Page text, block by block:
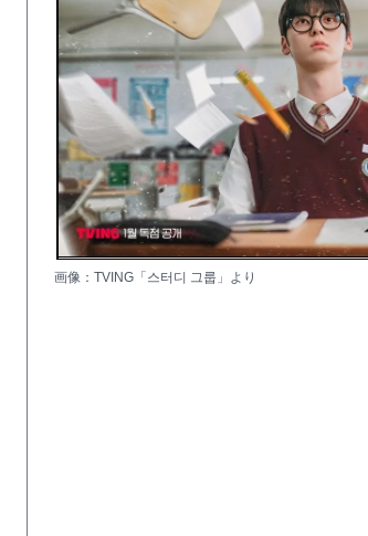
画像：TVING「스터디 그룹」より